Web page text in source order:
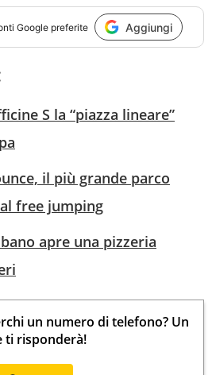
Google preferite Aggiungi
S la “piazza lineare”
il più grande parco
free jumping
apre una pizzeria
un numero di telefono? Un
ti risponderà!